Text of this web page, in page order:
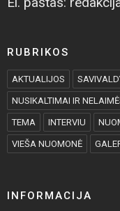
RUBRIKOS
AKTUALIJOS
NUSIKALTIMAI IR
TEMA INTERVIU
VIEŠA NUOMONĖ
INFORMACIJA